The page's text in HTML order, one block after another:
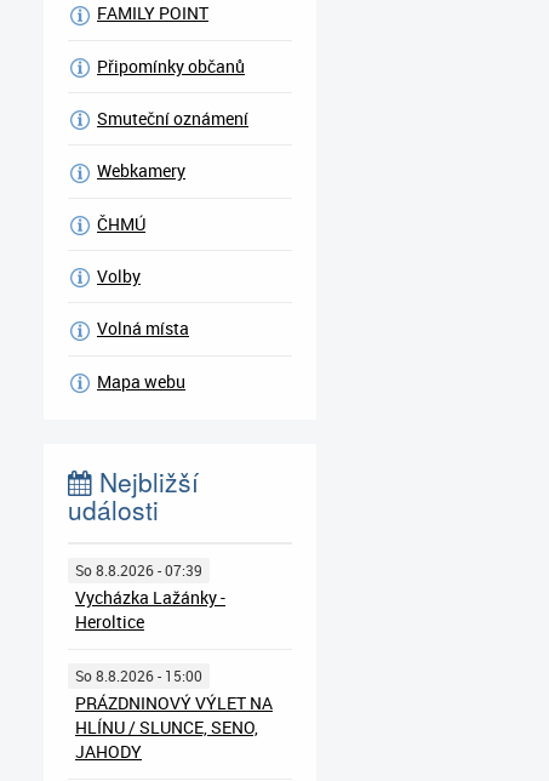
FAMILY POINT
Připomínky občanů
Smuteční oznámení
Webkamery
ČHMÚ
Volby
Volná místa
Mapa webu
Nejbližší
události
So 8.8.2026 - 07:39
Vycházka Lažánky -
Heroltice
So 8.8.2026 - 15:00
PRÁZDNINOVÝ VÝLET NA
HLÍNU / SLUNCE, SENO,
JAHODY